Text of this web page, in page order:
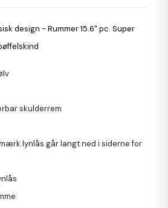
design - Rummer 15.6" pc. Super
skulderrem
lynlås går langt ned i siderne for